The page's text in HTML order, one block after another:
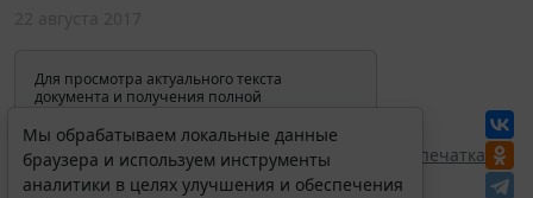
Для просмотра актуального текста
документа и получения полной
изменениях и порядке применения
документа, воспользуйтесь поиском в
Интернет-версии системы ГАРАНТ:
Перепечатка
Мы обрабатываем локальные данные
браузера и используем инструменты
аналитики в целях улучшения и обеспечения